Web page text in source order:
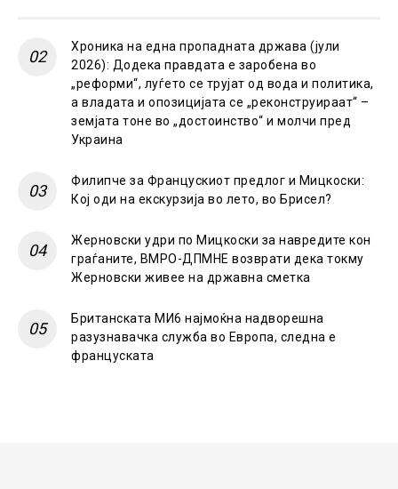
Хроника на една пропадната држава (јули
2026): Додека правдата е заробена во
„реформи“, луѓето се трујат од вода и политика,
а владата и опозицијата се „реконструираат“ –
земјата тоне во „достоинство“ и молчи пред
Украина
Филипче за Францускиот предлог и Мицкоски:
Кој оди на екскурзија во лето, во Брисел?
Жерновски удри по Мицкоски за навредите кон
граѓаните, ВМРО-ДПМНЕ возврати дека токму
Жерновски живее на државна сметка
Британската МИ6 најмоќна надворешна
разузнавачка служба во Европа, следна е
француската